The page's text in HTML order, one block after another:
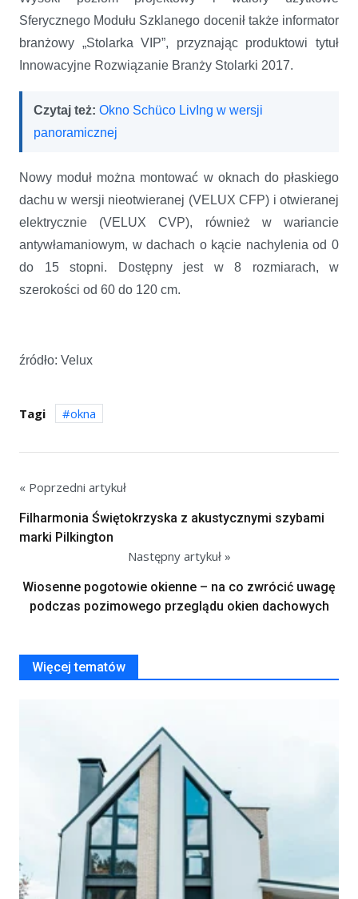
Sferycznego Modułu Szklanego docenił także informator
branżowy „Stolarka VIP”, przyznając produktowi tytuł
Innowacyjne Rozwiązanie Branży Stolarki 2017.
Czytaj też: Okno Schüco LivIng w wersji
panoramicznej
Nowy moduł można montować w oknach do płaskiego
dachu w wersji nieotwieranej (VELUX CFP) i otwieranej
elektrycznie (VELUX CVP), również w wariancie
antywłamaniowym, w dachach o kącie nachylenia od 0
do 15 stopni. Dostępny jest w 8 rozmiarach, w
szerokości od 60 do 120 cm.
źródło: Velux
Tagi okna
« Poprzedni artykuł
Filharmonia Świętokrzyska z akustycznymi szybami
marki Pilkington
Następny artykuł »
Wiosenne pogotowie okienne – na co zwrócić uwagę
podczas pozimowego przeglądu okien dachowych
Więcej tematów